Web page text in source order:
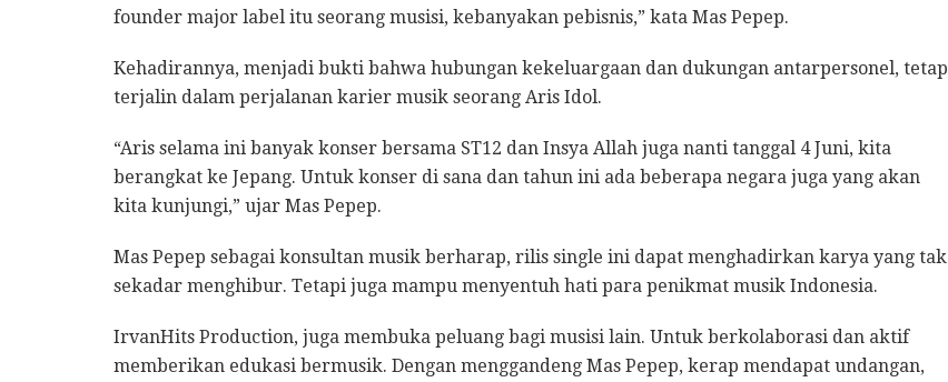
founder major label itu seorang musisi, kebanyakan pebisnis,” kata Mas Pepep.
Kehadirannya, menjadi bukti bahwa hubungan kekeluargaan dan dukungan antarpersonel, tetap
terjalin dalam perjalanan karier musik seorang Aris Idol.
“Aris selama ini banyak konser bersama ST12 dan Insya Allah juga nanti tanggal 4 Juni, kita
berangkat ke Jepang. Untuk konser di sana dan tahun ini ada beberapa negara juga yang akan
kita kunjungi,” ujar Mas Pepep.
Mas Pepep sebagai konsultan musik berharap, rilis single ini dapat menghadirkan karya yang tak
sekadar menghibur. Tetapi juga mampu menyentuh hati para penikmat musik Indonesia.
IrvanHits Production, juga membuka peluang bagi musisi lain. Untuk berkolaborasi dan aktif
memberikan edukasi bermusik. Dengan menggandeng Mas Pepep, kerap mendapat undangan,